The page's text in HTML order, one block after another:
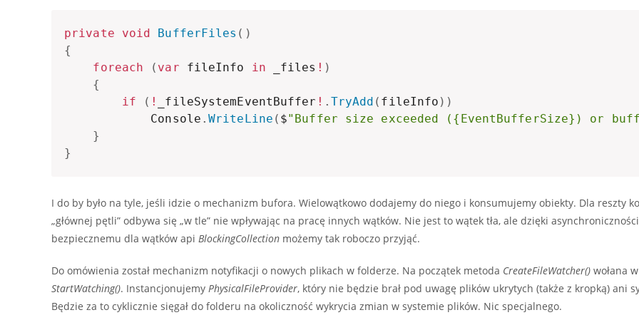
private void BufferFiles ( )
{
foreach
( var fileInfo in _files ! )
{
if
( ! _fileSystemEventBuffer ! . TryAdd ( fileInfo ) )
            Console
.WriteLine ( $"Buffer size exceeded ({EventBufferSize}) or
}
}
I do by było na tyle, jeśli idzie o mechanizm bufora. Wielowątkowo dodajemy do niego i konsumujemy obiekty. Dla reszty
„głównej pętli” odbywa się „w tle” nie wpływając na pracę innych wątków. Nie jest to wątek tła, ale dzięki
bezpiecznemu dla wątków api BlockingCollection możemy tak roboczo przyjąć.
Do omówienia został mechanizm notyfikacji o nowych plikach w folderze. Na początek metoda CreateFileWatcher() wołana
StartWatching(). Instancjonujemy PhysicalFileProvider, który nie będzie brał pod uwagę plików ukrytych (także z kropką) ani
Będzie za to cyklicznie sięgał do folderu na okoliczność wykrycia zmian w systemie plików. Nic specjalnego.